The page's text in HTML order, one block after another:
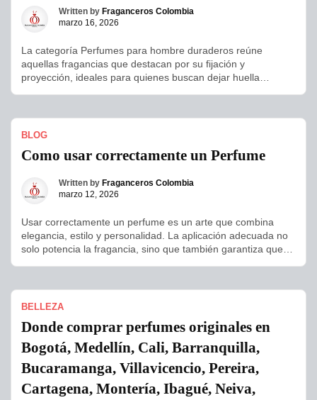
Written by Fraganceros Colombia
marzo 16, 2026
La categoría Perfumes para hombre duraderos reúne
aquellas fragancias que destacan por su fijación y
proyección, ideales para quienes buscan dejar huella
confianza, con notas intensas que se mantienen desde la
mañana hasta la noche. Estas fragancias suelen combinar
BLOG
Como usar correctamente un Perfume
Written by Fraganceros Colombia
marzo 12, 2026
Usar correctamente un perfume es un arte que combina
elegancia, estilo y personalidad. La aplicación adecuada no
solo potencia la fragancia, sino que también garantiza que
y ocasión: frescos y cítricos para el […]
BELLEZA
Donde comprar perfumes originales en
Bogotá, Medellín, Cali, Barranquilla,
Bucaramanga, Villavicencio, Pereira,
Cartagena, Montería, Ibagué, Neiva,